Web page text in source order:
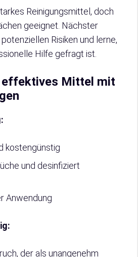
Reinigungsmittel, doch
geeignet. Nächster
Risiken und lerne,
Hilfe gefragt ist.
effektives Mittel mit
kostengünstig
und desinfiziert
Anwendung
der als unangenehm